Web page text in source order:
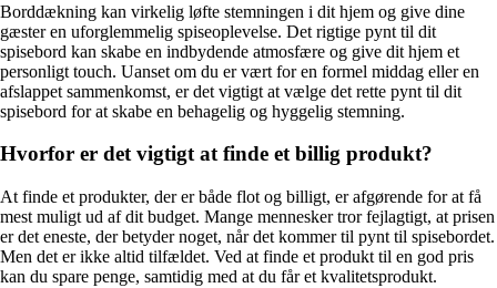
Borddækning kan virkelig løfte stemningen i dit hjem og give dine
gæster en uforglemmelig spiseoplevelse. Det rigtige pynt til dit
spisebord kan skabe en indbydende atmosfære og give dit hjem et
personligt touch. Uanset om du er vært for en formel middag eller en
afslappet sammenkomst, er det vigtigt at vælge det rette pynt til dit
spisebord for at skabe en behagelig og hyggelig stemning.
Hvorfor er det vigtigt at finde et billig produkt?
At finde et produkter, der er både flot og billigt, er afgørende for at få
mest muligt ud af dit budget. Mange mennesker tror fejlagtigt, at prisen
er det eneste, der betyder noget, når det kommer til pynt til spisebordet.
Men det er ikke altid tilfældet. Ved at finde et produkt til en god pris
kan du spare penge, samtidig med at du får et kvalitetsprodukt.